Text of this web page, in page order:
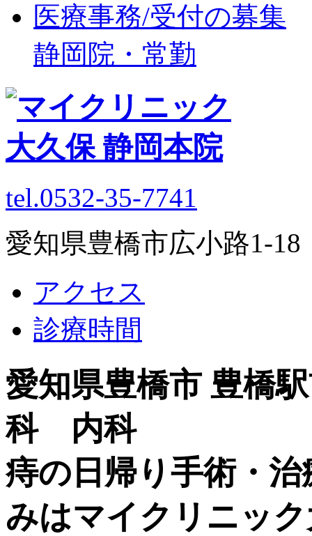
医療事務/受付の募集
静岡院・常勤
tel.0532-35-7741
愛知県豊橋市広小路1-
アクセス
診療時間
愛知県豊橋市 豊橋
科 内科
痔の日帰り手術・
みはマイクリニッ